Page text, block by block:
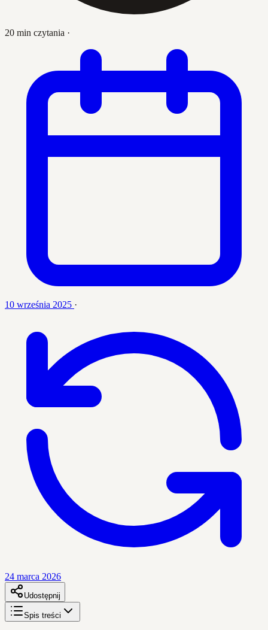
20 min czytania ·
10 września 2025 ·
24 marca 2026
Udostępnij
Spis treści